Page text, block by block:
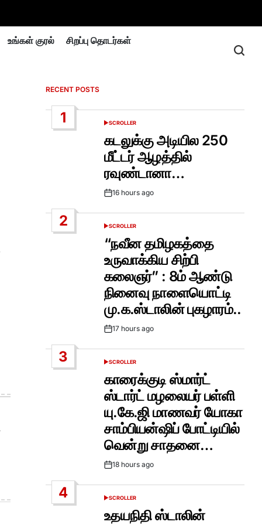
உங்கள் குரல் சிறப்பு தொடர்கள்
RECENT POSTS
1
POSTED
SCROLLER
கடலுக்கு அடியில 250
மீட்டர் ஆழத்தில்
ரவுண்டானா…
Post16 hours ago
2
POSTED
SCROLLER
“நவீன தமிழகத்தை
உருவாக்கிய சிற்பி
கலைஞர்” : 8ம் ஆண்டு
நினைவு நாளையொட்டி
மு.க.ஸ்டாலின் புகழாரம்..
Post17 hours ago
3
POSTED
SCROLLER
காரைக்குடி ஸ்மார்ட்
ஸ்டார்ட் மழலையர் பள்ளி
யு.கே.ஜி மாணவர் யோகா
சாம்பியன்ஷிப் போட்டியில்
வென்று சாதனை…
Post18 hours ago
4
POSTED
SCROLLER
உதயநிதி ஸ்டாலின்